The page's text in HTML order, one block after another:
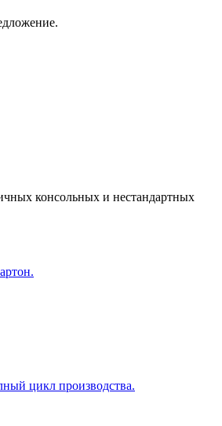
консольных и нестандартных
цикл производства.